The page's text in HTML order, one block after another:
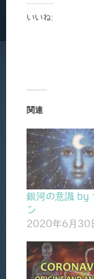
いいね:
関連
銀河の意識 by
ン
2020年6月30